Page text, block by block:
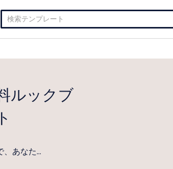
検
索:
ルックブ
、あなた…